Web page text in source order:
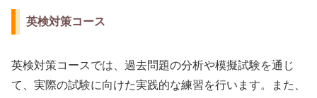
英検対策コース
英検対策コースでは、過去問題の分析や模擬試験を通じ
て、実際の試験に向けた実践的な練習を行います。また、